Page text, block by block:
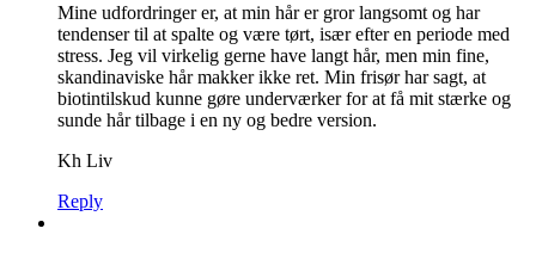
Mine udfordringer er, at min hår er gror langsomt og har
tendenser til at spalte og være tørt, især efter en periode med
stress. Jeg vil virkelig gerne have langt hår, men min fine,
skandinaviske hår makker ikke ret. Min frisør har sagt, at
biotintilskud kunne gøre underværker for at få mit stærke og
sunde hår tilbage i en ny og bedre version.
Kh Liv
Reply